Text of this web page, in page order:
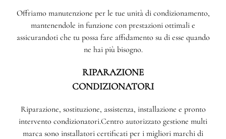
Offriamo manutenzione per le tue unità di condizionamento,
mantenendole in funzione con prestazioni ottimali e
assicurandoti che tu possa fare affidamento su di esse quando
ne hai più bisogno.
RIPARAZIONE
CONDIZIONATORI
Riparazione, sostituzione, assistenza, installazione e pronto
intervento condizionatori.Centro autorizzato gestione multi
marca sono installatori certificati per i migliori marchi di